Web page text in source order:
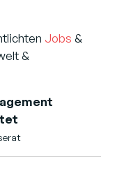
Jobs &
&